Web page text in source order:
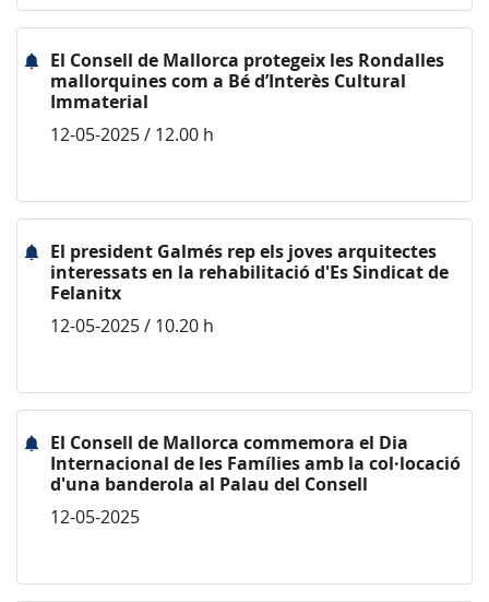
El Consell de Mallorca protegeix les Rondalles
mallorquines com a Bé d’Interès Cultural
Immaterial
12-05-2025 / 12.00 h
El president Galmés rep els joves arquitectes
interessats en la rehabilitació d'Es Sindicat de
Felanitx
12-05-2025 / 10.20 h
El Consell de Mallorca commemora el Dia
Internacional de les Famílies amb la col·locació
d'una banderola al Palau del Consell
12-05-2025